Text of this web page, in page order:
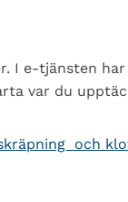
I e-tjänsten har
var du
och